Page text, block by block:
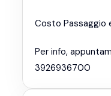
Costo Passaggio
Per info,
3926936700